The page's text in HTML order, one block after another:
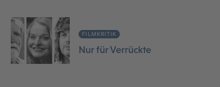
FILMKRITIK
Nur für Verrückte